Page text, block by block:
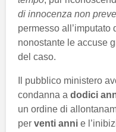
di innocenza non
permesso
nonostante le accuse
del caso.
Il pubblico ministero
condanna a dodici
un ordine di
per venti anni e